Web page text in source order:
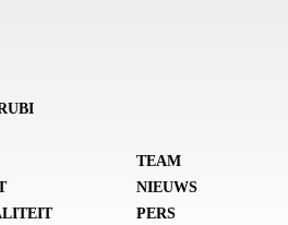
TEAM
NIEUWS
PERS